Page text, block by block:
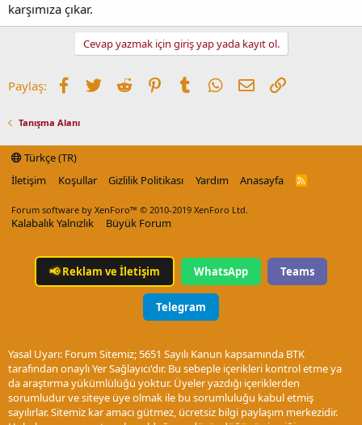
karşımıza çıkar.
Cevap yazmak için giriş yap yada kayıt ol.
Paylaş: Facebook
TwitterReddit PinterestTumblrWhatsApp
E-postaLink
Tanışma Alanı
Türkçe (TR)
İletişim
Koşullar Gizlilik Politikası Yardım Anasayfa
R
Forum software by XenForo™ © 2010-2019 XenForo Ltd.
Kalabalık Yalnızlık Büyük Forum
📢Reklam ve İletişim WhatsApp Teams
Telegram
Yasal Uyarı: Forum Sitemiz; 5651 Sayılı Kanun kapsamında BTK
tarafından onaylı Yer Sağlayıcı'dır. Bu sebeple içerikleri kontrol etme ya
da araştırma yükümlülüğü yoktur. Üyeler yazdığı içeriklerden
sorumludur ve siteye üye olmak ile bu sorumluluğu kabul etmiş
sayılırlar. Sitemiz kar amacı gütmez, ücretsiz bilgi paylaşım merkezidir.